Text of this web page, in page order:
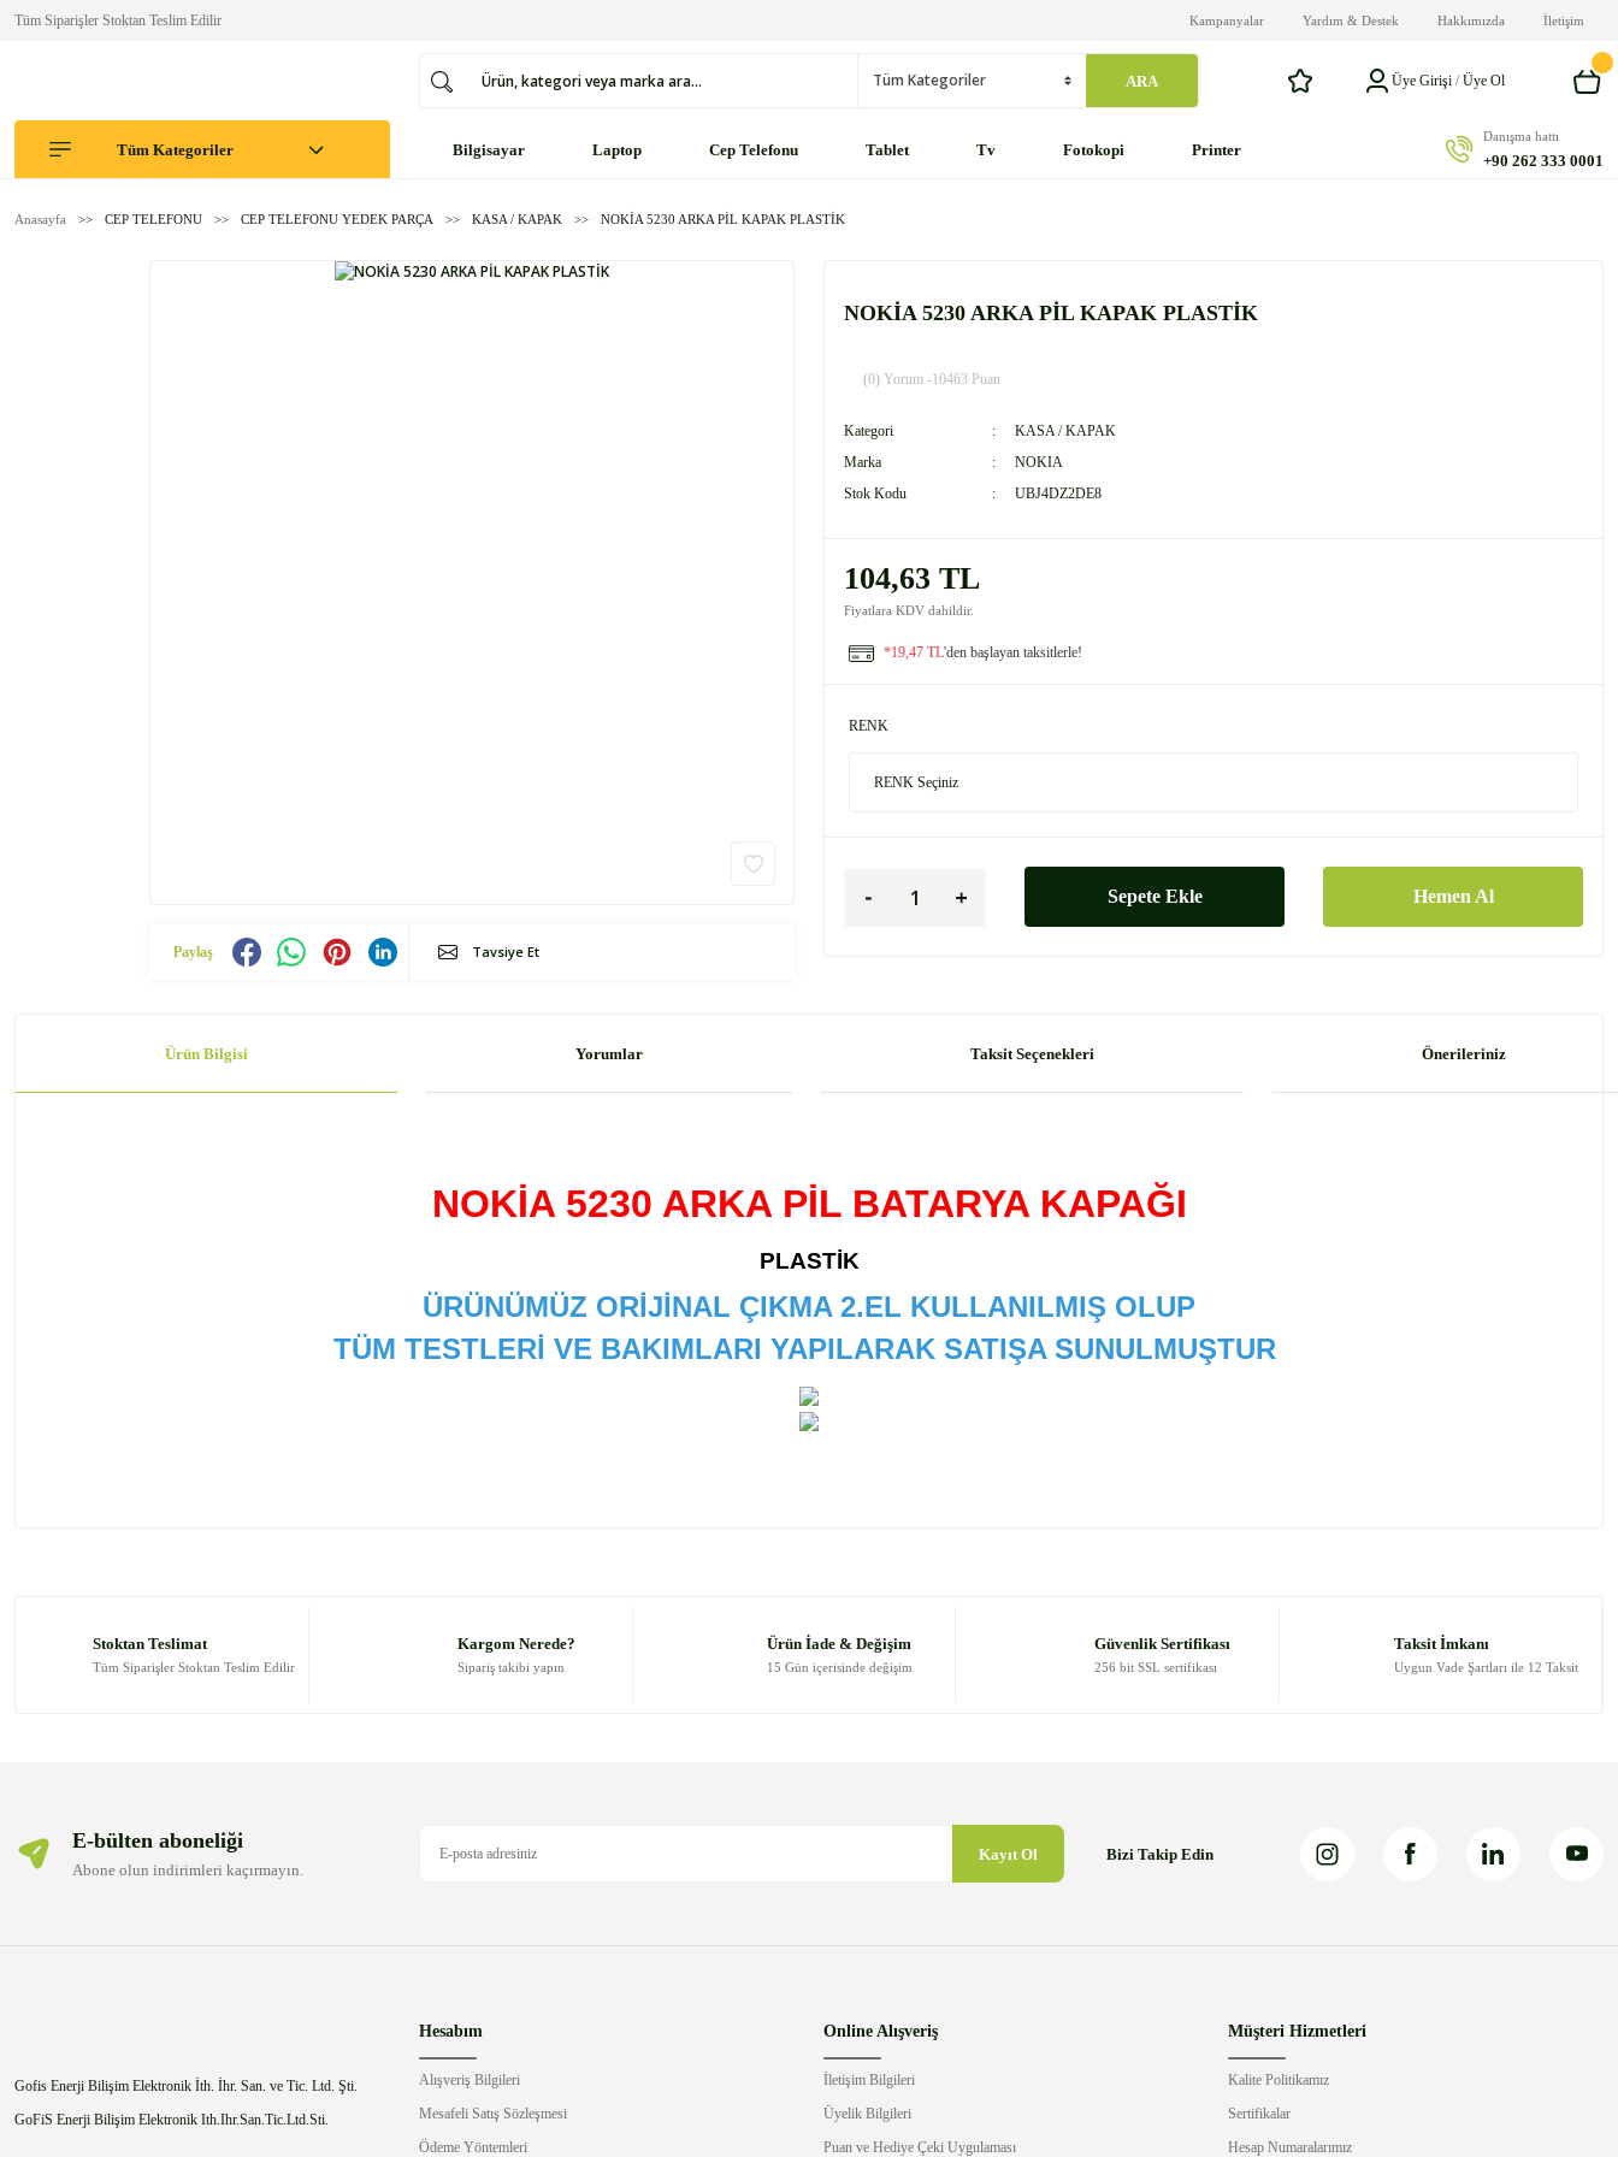
Tüm Siparişler Stoktan Teslim Edilir Kampanyalar Yardım & Destek Hakkımızda İletişim
ARA Üye Girişi /Üye Ol
Tüm Kategoriler Bilgisayar Laptop Cep Telefonu Tablet Tv Fotokopi Printer
Danışma hattı
+90 262 333 0001
Anasayfa CEP TELEFONU CEP TELEFONU YEDEK PARÇA KASA / KAPAK NOKİA 5230 ARKA PİL KAPAK PLASTİK
Paylaş Tavsiye Et
NOKİA 5230 ARKA PİL KAPAK PLASTİK
(0) Yorum -10463 Puan
Kategori
KASA / KAPAK
Marka
NOKIA
Stok Kodu
UBJ4DZ2DE8
104,63 TL
Fiyatlara KDV dahildir.
*19,47 TL'den başlayan taksitlerle!
RENK
Sepete Ekle Hemen Al
Ürün Bilgisi Yorumlar Taksit Seçenekleri Önerileriniz
NOKİA 5230 ARKA PİL BATARYA KAPAĞI
PLASTİK
ÜRÜNÜMÜZ ORİJİNAL ÇIKMA 2.EL KULLANILMIŞ OLUP
TÜM TESTLERİ VE BAKIMLARI YAPILARAK SATIŞA SUNULMUŞTUR
Ürün bilgilerinde hatalar bulunuyor.
Stoktan Teslimat
Tüm Siparişler Stoktan Teslim Edilir
Kargom Nerede?
Sipariş takibi yapın
Ürün İade & Değişim
15 Gün içerisinde değişim
Güvenlik Sertifikası
256 bit SSL sertifikası
Taksit İmkanı
Uygun Vade Şartları ile 12 Taksit
E-bülten aboneliği
Abone olun indirimleri kaçırmayın.
Kayıt Ol Bizi Takip Edin
Gofis Enerji Bilişim Elektronik İth. İhr. San. ve Tic. Ltd. Şti.
GoFiS Enerji Bilişim Elektronik Ith.Ihr.San.Tic.Ltd.Sti.
Hesabım
Alışveriş Bilgileri
Mesafeli Satış Sözleşmesi
Ödeme Yöntemleri
Online Alışveriş
İletişim Bilgileri
Üyelik Bilgileri
Puan ve Hediye Çeki Uygulaması
Müşteri Hizmetleri
Kalite Politikamız
Sertifikalar
Hesap Numaralarımız